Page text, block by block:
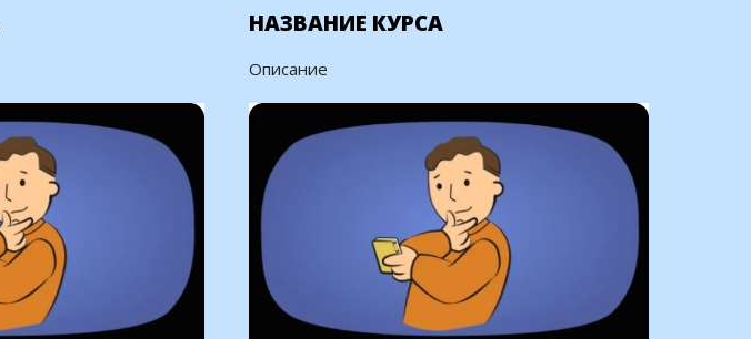
НАЗВАНИЕ КУРСА
Описание